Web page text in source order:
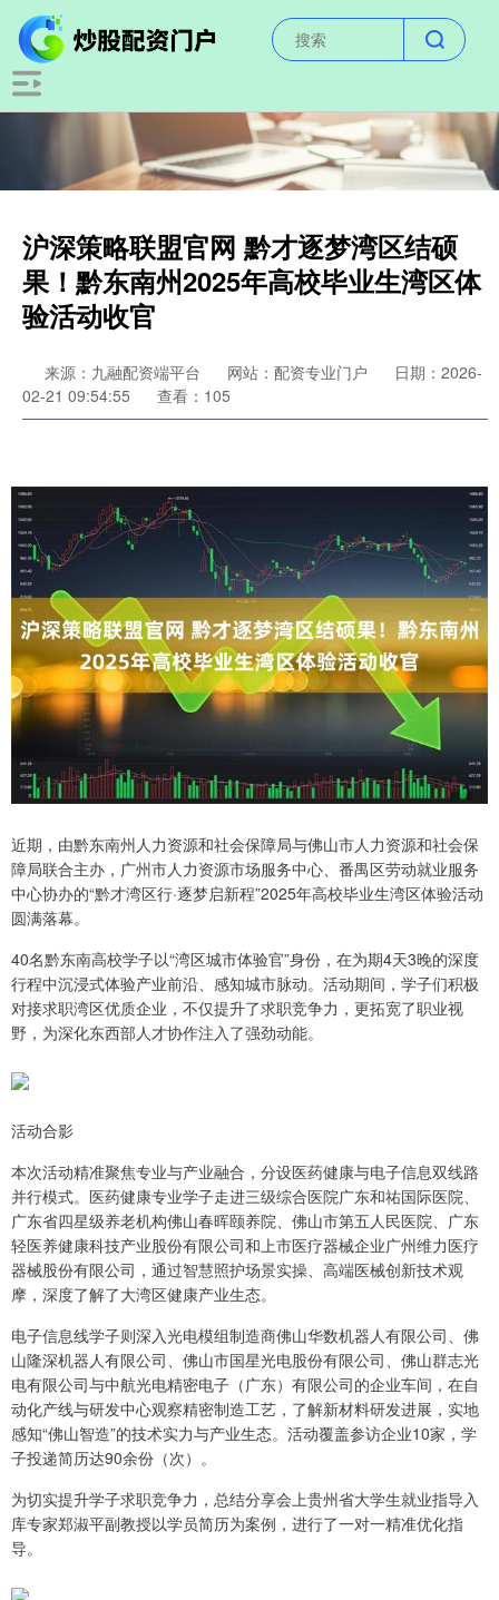
沪深策略联盟官网 黔才逐梦湾区结硕
果！黔东南州2025年高校毕业生湾区体
验活动收官
来源：九融配资端平台 网站：配资专业门户
日期：2026-
02-21 09:54:55
查看：105
近期，由黔东南州人力资源和社会保障局与佛山市人力资源和社会保
障局联合主办，广州市人力资源市场服务中心、番禺区劳动就业服务
中心协办的“黔才湾区行·逐梦启新程”2025年高校毕业生湾区体验活动
圆满落幕。
40名黔东南高校学子以“湾区城市体验官”身份，在为期4天3晚的深度
行程中沉浸式体验产业前沿、感知城市脉动。活动期间，学子们积极
对接求职湾区优质企业，不仅提升了求职竞争力，更拓宽了职业视
野，为深化东西部人才协作注入了强劲动能。
活动合影
本次活动精准聚焦专业与产业融合，分设医药健康与电子信息双线路
并行模式。医药健康专业学子走进三级综合医院广东和祐国际医院、
广东省四星级养老机构佛山春晖颐养院、佛山市第五人民医院、广东
轻医养健康科技产业股份有限公司和上市医疗器械企业广州维力医疗
器械股份有限公司，通过智慧照护场景实操、高端医械创新技术观
摩，深度了解了大湾区健康产业生态。
电子信息线学子则深入光电模组制造商佛山华数机器人有限公司、佛
山隆深机器人有限公司、佛山市国星光电股份有限公司、佛山群志光
电有限公司与中航光电精密电子（广东）有限公司的企业车间，在自
动化产线与研发中心观察精密制造工艺，了解新材料研发进展，实地
感知“佛山智造”的技术实力与产业生态。活动覆盖参访企业10家，学
子投递简历达90余份（次）。
为切实提升学子求职竞争力，总结分享会上贵州省大学生就业指导入
库专家郑淑平副教授以学员简历为案例，进行了一对一精准优化指
导。